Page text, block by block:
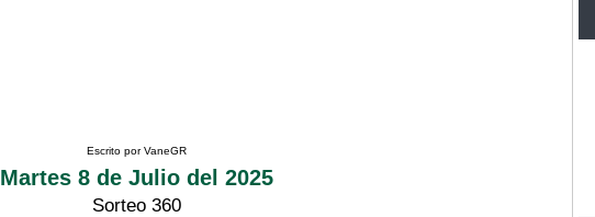
Escrito por VaneGR
Martes 8 de Julio del 2025
Sorteo 360